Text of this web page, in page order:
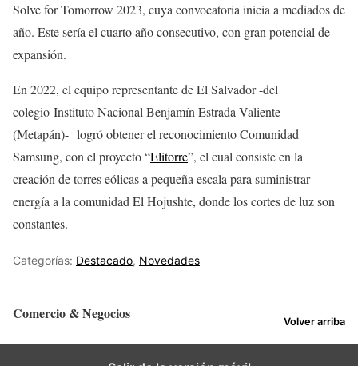
Solve for Tomorrow 2023, cuya convocatoria inicia a mediados de
año. Este sería el cuarto año consecutivo, con gran potencial de
expansión.
En 2022, el equipo representante de El Salvador -del
colegio Instituto Nacional Benjamín Estrada Valiente
(Metapán)- logró obtener el reconocimiento Comunidad
Samsung, con el proyecto “Elitorre”, el cual consiste en la
creación de torres eólicas a pequeña escala para suministrar
energía a la comunidad El Hojushte, donde los cortes de luz son
constantes.
Categorías: Destacado, Novedades
Comercio & Negocios Volver arriba